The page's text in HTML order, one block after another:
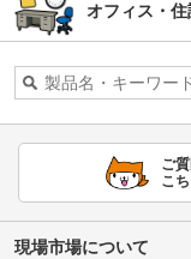
オフィス・
ご
こ
現場市場について